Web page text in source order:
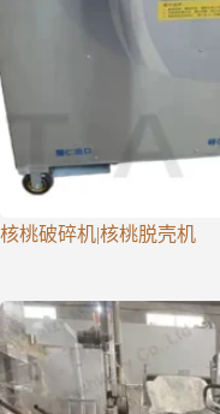
核桃破碎机|核桃脱壳机